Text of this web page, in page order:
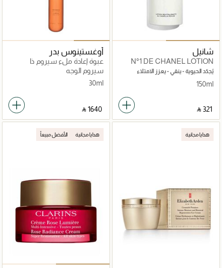
شانيل
N°1 DE CHANEL LOTION
REVITALISANTE
يُجدّد الحيوية - ينقي - يعزز الامتلاء
150ml
‎ ⃁ ⁦321⁩ ‎
أوغستينوس بدر
عبوة إعادة ملء سيروم ذا
سيروم نوماد 30مل
سيروم الوجه
30ml
‎ ⃁ ⁦1640⁩ ‎
هدايا مجانية هدايا مجانية الأفضل مبيعاً